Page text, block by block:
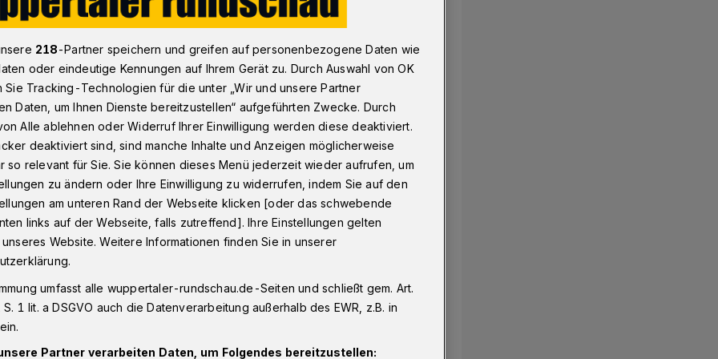
Osterholz Wuppertal: Aktivisten besetzen den Wald - "Jeder Baum zählt"
„Jeder Baum zählt“ haben Aktivisten
Haan und Vohwinkel besetzt. Sie
Bäume demonstrieren, die für eine
Oetelshofen weichen sollen.
218-Partner speichern und greifen auf personenbezogene Daten wie
oder eindeutige Kennungen auf Ihrem Gerät zu. Durch Auswahl von OK
Sie Tracking-Technologien für die unter „Wir und unsere Partner
Daten, um Ihnen Dienste bereitzustellen“ aufgeführten Zwecke. Durch
Alle ablehnen oder Widerruf Ihrer Einwilligung werden diese deaktiviert.
deaktiviert sind, sind manche Inhalte und Anzeigen möglicherweise
so relevant für Sie. Sie können dieses Menü jederzeit wieder aufrufen, um
zu ändern oder Ihre Einwilligung zu widerrufen, indem Sie auf den
am unteren Rand der Webseite klicken [oder das schwebende
links auf der Webseite, falls zutreffend]. Ihre Einstellungen gelten
Website. Weitere Informationen finden Sie in unserer
umfasst alle wuppertaler-rundschau.de-Seiten und schließt gem. Art.
1 lit. a DSGVO auch die Datenverarbeitung außerhalb des EWR, z.B. in
Partner verarbeiten Daten, um Folgendes bereitzustellen: